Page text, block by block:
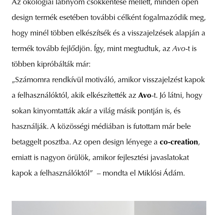
Az ökológiai lábnyom csökkentése mellett, minden open
design termék esetében további célként fogalmazódik meg,
hogy minél többen elkészítsék és a visszajelzések alapján a
termék tovább fejlődjön. Így, mint megtudtuk, azAvo-t is
többen kipróbálták már:
„Számomra rendkívül motiváló, amikor visszajelzést kapok
a felhasználóktól, akik elkészítették az Avo-t. Jó látni, hogy
sokan kinyomtatták akár a világ másik pontján is, és
használják. A közösségi médiában is futottam már bele
betaggelt posztba. Az open design lényege a co-creation,
emiatt is nagyon örülök, amikor fejlesztési javaslatokat
kapok a felhasználóktól” – mondta el Miklósi Ádám.